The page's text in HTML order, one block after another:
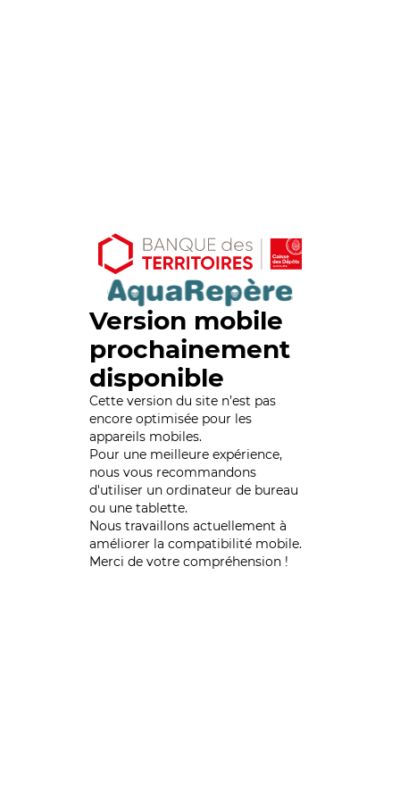
Version mobile
prochainement
disponible
Cette version du site n’est pas
encore optimisée pour les
appareils mobiles.
Pour une meilleure expérience,
nous vous recommandons
d'utiliser un ordinateur de bureau
ou une tablette.
Nous travaillons actuellement à
améliorer la compatibilité mobile.
Merci de votre compréhension !